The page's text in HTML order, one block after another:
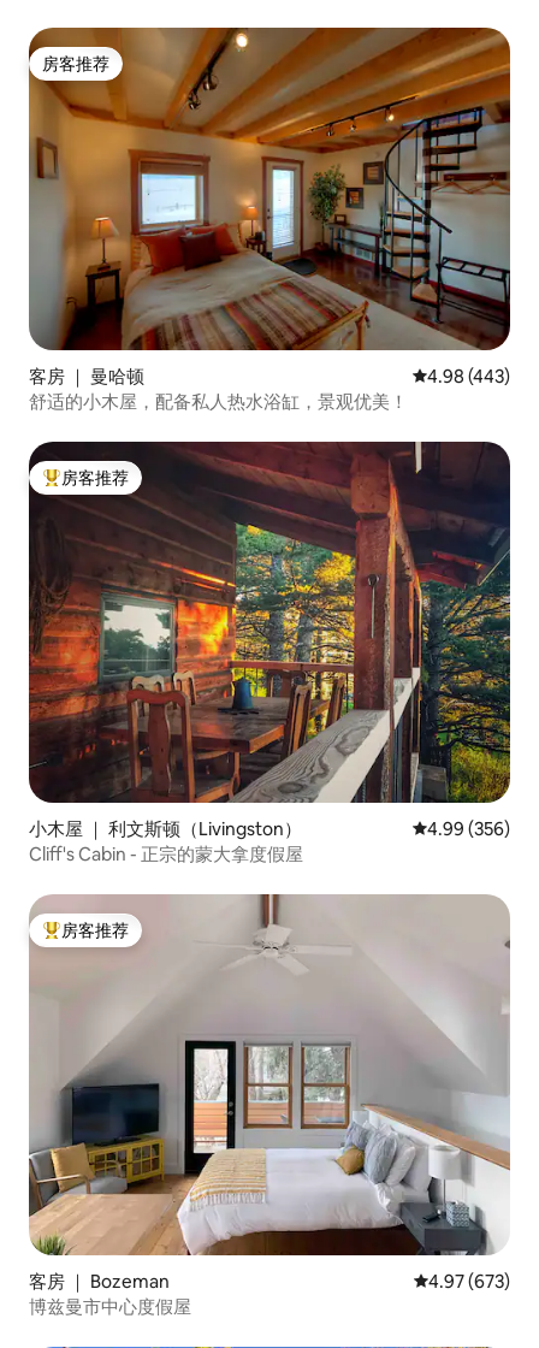
房客推荐
房客推荐
客房 ｜ 曼哈顿 平均评分 4.98
4.98 (443)
舒适的小木屋，配备私人热水浴缸，景观优美！
热门「房客推荐」
房客推荐
小木屋 ｜ 利文斯顿（Livingston） 平均评分 4.99
4.99 (356)
Cliff's Cabin - 正宗的蒙大拿度假屋
热门「房客推荐」
房客推荐
客房 ｜ Bozeman 平均评分 4.97
4.97 (673)
博兹曼市中心度假屋